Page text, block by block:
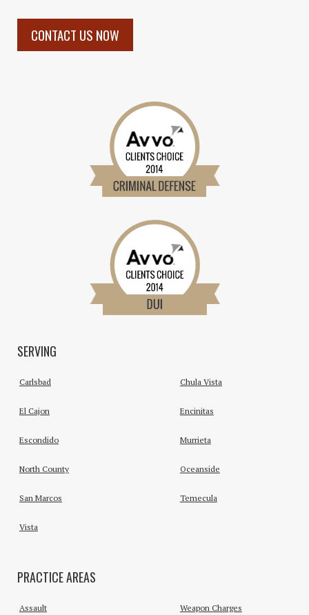
SERVING
Carlsbad Chula Vista
El Cajon Encinitas
Escondido Murrieta
North County Oceanside
San Marcos Temecula
Vista
PRACTICE AREAS
Assault Weapon Charges